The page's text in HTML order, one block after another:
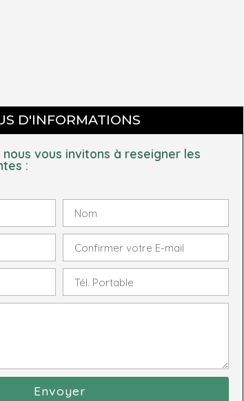
D'INFORMATIONS
vous invitons à reseigner les
:
Envoyer